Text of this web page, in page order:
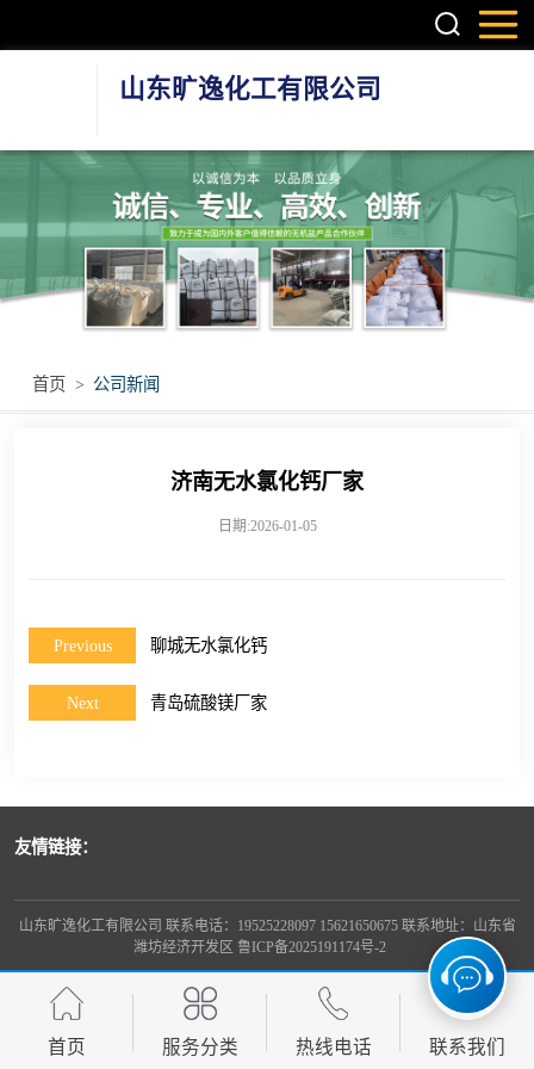
山东旷逸化工有限公司
首页 > 公司新闻
济南无水氯化钙厂家
日期:2026-01-05
Previous 聊城无水氯化钙
Next 青岛硫酸镁厂家
友情链接：
山东旷逸化工有限公司 联系电话：19525228097 15621650675 联系地址：山东省
潍坊经济开发区 鲁ICP备2025191174号-2
首页 服务分类 热线电话 联系我们
硫酸镁系列
氯化镁系列
氯化钙系列